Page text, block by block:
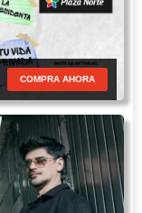
COMPRA AHORA